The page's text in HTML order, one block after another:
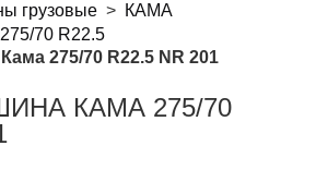
грузовые
КАМА
70 R22.5
275/70 R22.5 NR 201
КАМА 275/70